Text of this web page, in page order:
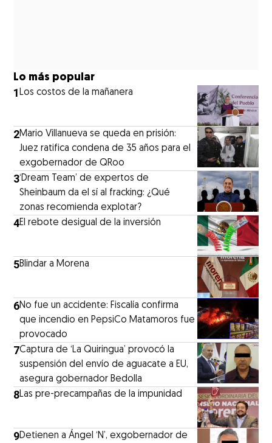
Lo más popular
1Los costos de la mañanera
2Mario Villanueva se queda en prisión:
Juez ratifica condena de 35 años para el
exgobernador de QRoo
3‘Dream Team’ de expertos de
Sheinbaum da el sí al fracking: ¿Qué
zonas recomienda explotar?
4El rebote desigual de la inversión
5Blindar a Morena
6No fue un accidente: Fiscalía confirma
que incendio en PepsiCo Matamoros fue
provocado
7Captura de ‘La Quiringua’ provocó la
suspensión del envío de aguacate a EU,
asegura gobernador Bedolla
8Las pre-precampañas de la impunidad
9Detienen a Ángel ‘N’, exgobernador de